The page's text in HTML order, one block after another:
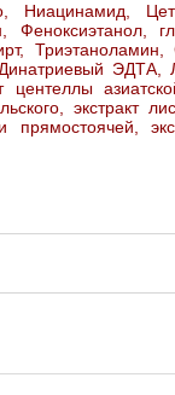
Триэтаноламин,
ЭДТА,
экстракт